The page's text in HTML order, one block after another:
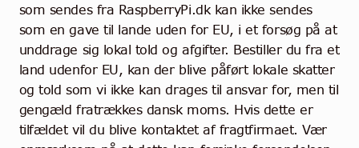
som sendes fra RaspberryPi.dk kan ikke sendes
som en gave til lande uden for EU, i et forsøg på at
unddrage sig lokal told og afgifter. Bestiller du fra et
land udenfor EU, kan der blive påført lokale skatter
og told som vi ikke kan drages til ansvar for, men til
gengæld fratrækkes dansk moms. Hvis dette er
tilfældet vil du blive kontaktet af fragtfirmaet. Vær